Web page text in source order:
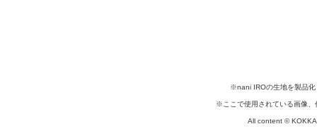
※nani IROの生地を製品化
※ここで使用されている画像、
All content ©